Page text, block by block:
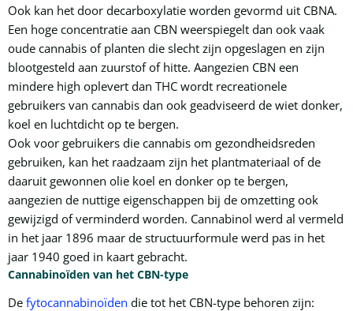
Ook kan het door decarboxylatie worden gevormd uit CBNA.
Een hoge concentratie aan CBN weerspiegelt dan ook vaak
oude cannabis of planten die slecht zijn opgeslagen en zijn
blootgesteld aan zuurstof of hitte. Aangezien CBN een
mindere high oplevert dan THC wordt recreationele
gebruikers van cannabis dan ook geadviseerd de wiet donker,
koel en luchtdicht op te bergen.
Ook voor gebruikers die cannabis om gezondheidsreden
gebruiken, kan het raadzaam zijn het plantmateriaal of de
daaruit gewonnen olie koel en donker op te bergen,
aangezien de nuttige eigenschappen bij de omzetting ook
gewijzigd of verminderd worden. Cannabinol werd al vermeld
in het jaar 1896 maar de structuurformule werd pas in het
jaar 1940 goed in kaart gebracht.
Cannabinoïden van het CBN-type
De fytocannabinoïden die tot het CBN-type behoren zijn: